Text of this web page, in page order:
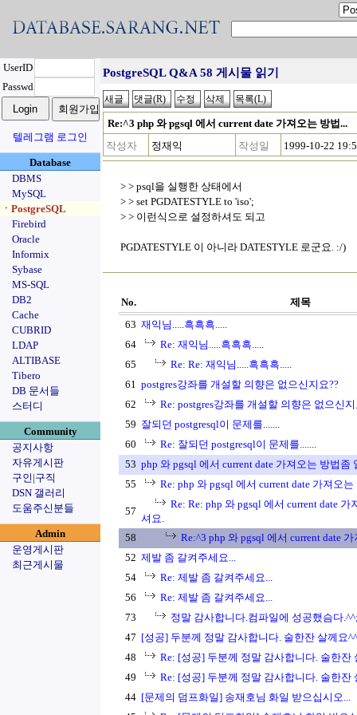
UserID
Passwd
텔레그램 로그인
Database
DBMS
MySQL
ㆍPostgreSQL
Firebird
Oracle
Informix
Sybase
MS-SQL
DB2
Cache
CUBRID
LDAP
ALTIBASE
Tibero
DB 문서들
스터디
Community
공지사항
자유게시판
구인|구직
DSN 갤러리
도움주신분들
Admin
운영게시판
최근게시물
PostgreSQL Q&A 58 게시물 읽기
Re:^3 php 와 pgsql 에서 current date 가져오는 방법...
작성자
정재익 작성일 1999-10-22
> > psql을 실행한 상태에서
> > set PGDATESTYLE to 'iso';
> > 이런식으로 설정하셔도 되고
PGDATESTYLE 이 아니라 DATESTYLE 로군요. :/)
No.
제목
63 재익님.....흑흑흑.....
64
Re: 재익님.....흑흑흑.....
65
Re: Re: 재익님.....흑흑흑.....
61 postgres강좌를 개설할 의향은 없으신지요??
62
Re: postgres강좌를 개설할 의향은 없으신지
59 잘되던 postgresql이 문제를.......
60
Re: 잘되던 postgresql이 문제를.......
53 php 와 pgsql 에서 current date 가져오는 방법좀
55
Re: php 와 pgsql 에서 current date 가져오
57
Re: Re: php 와 pgsql 에서 current date
셔요.
58
Re:^3 php 와 pgsql 에서 current date
52 제발 좀 갈켜주세요...
54
Re: 제발 좀 갈켜주세요...
56
Re: 제발 좀 갈켜주세요...
73
정말 감사합니다.컴파일에 성공했슴다
47 [성공] 두분께 정말 감사합니다. 술한잔 살께요
48
Re: [성공] 두분께 정말 감사합니다. 술한잔
49
Re: [성공] 두분께 정말 감사합니다. 술한잔
44 [문제의 덤프화일] 송재호님 화일 받으십시오...